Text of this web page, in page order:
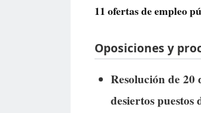
11 ofertas de empleo
Oposiciones y
Resolución de 20
desiertos